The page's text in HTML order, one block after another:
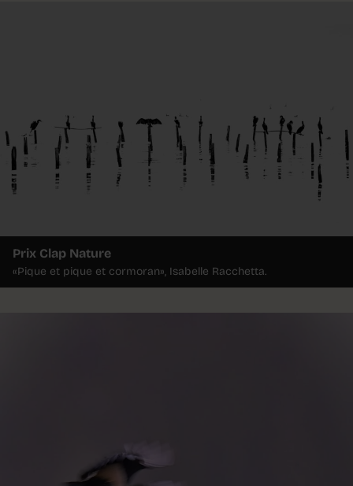
Prix Clap Nature
«Pique et pique et cormoran», Isabelle Racchetta.